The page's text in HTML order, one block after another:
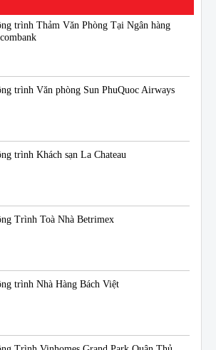
trình Thảm Văn Phòng Tại Ngân hàng
trình Văn phòng Sun PhuQuoc Airways
trình Khách sạn La Chateau
Trình Toà Nhà Betrimex
trình Nhà Hàng Bách Việt